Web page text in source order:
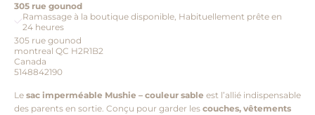
305 rue gounod
Ramassage à la boutique disponible, Habituellement prête en
24 heures
305 rue gounod
montreal QC H2R1B2
Canada
5148842190
Le sac imperméable Mushie – couleur sable est l’allié indispensable
des parents en sortie. Conçu pour garder les couches, vêtements